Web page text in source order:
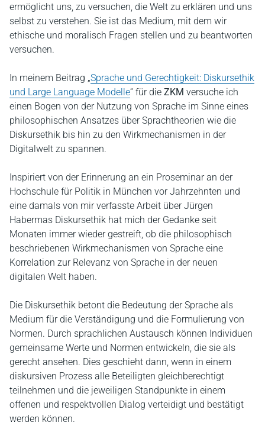
ermöglicht uns, zu versuchen, die Welt zu erklären und uns
selbst zu verstehen. Sie ist das Medium, mit dem wir
ethische und moralisch Fragen stellen und zu beantworten
versuchen.
In meinem Beitrag „Sprache und Gerechtigkeit: Diskursethik
und Large Language Modelle“ für die ZKM versuche ich
einen Bogen von der Nutzung von Sprache im Sinne eines
philosophischen Ansatzes über Sprachtheorien wie die
Diskursethik bis hin zu den Wirkmechanismen in der
Digitalwelt zu spannen.
Inspiriert von der Erinnerung an ein Proseminar an der
Hochschule für Politik in München vor Jahrzehnten und
eine damals von mir verfasste Arbeit über Jürgen
Habermas Diskursethik hat mich der Gedanke seit
Monaten immer wieder gestreift, ob die philosophisch
beschriebenen Wirkmechanismen von Sprache eine
Korrelation zur Relevanz von Sprache in der neuen
digitalen Welt haben.
Die Diskursethik betont die Bedeutung der Sprache als
Medium für die Verständigung und die Formulierung von
Normen. Durch sprachlichen Austausch können Individuen
gemeinsame Werte und Normen entwickeln, die sie als
gerecht ansehen. Dies geschieht dann, wenn in einem
diskursiven Prozess alle Beteiligten gleichberechtigt
teilnehmen und die jeweiligen Standpunkte in einem
offenen und respektvollen Dialog verteidigt und bestätigt
werden können.